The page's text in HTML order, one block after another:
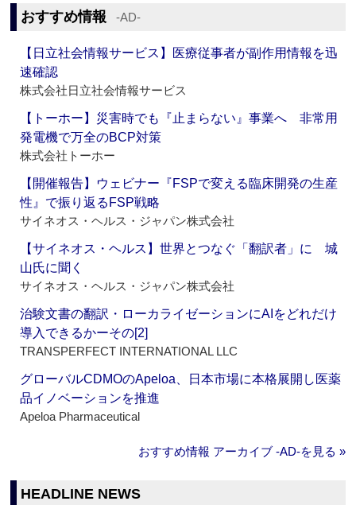
おすすめ情報 ‐AD‐
【日立社会情報サービス】医療従事者が副作用情報を迅
速確認
株式会社日立社会情報サービス
【トーホー】災害時でも『止まらない』事業へ 非常用
発電機で万全のBCP対策
株式会社トーホー
【開催報告】ウェビナー『FSPで変える臨床開発の生産
性』で振り返るFSP戦略
サイネオス・ヘルス・ジャパン株式会社
【サイネオス・ヘルス】世界とつなぐ「翻訳者」に 城
山氏に聞く
サイネオス・ヘルス・ジャパン株式会社
治験文書の翻訳・ローカライゼーションにAIをどれだけ
導入できるかーその[2]
TRANSPERFECT INTERNATIONAL LLC
グローバルCDMOのApeloa、日本市場に本格展開し医薬
品イノベーションを推進
Apeloa Pharmaceutical
おすすめ情報 アーカイブ ‐AD‐を見る »
HEADLINE NEWS